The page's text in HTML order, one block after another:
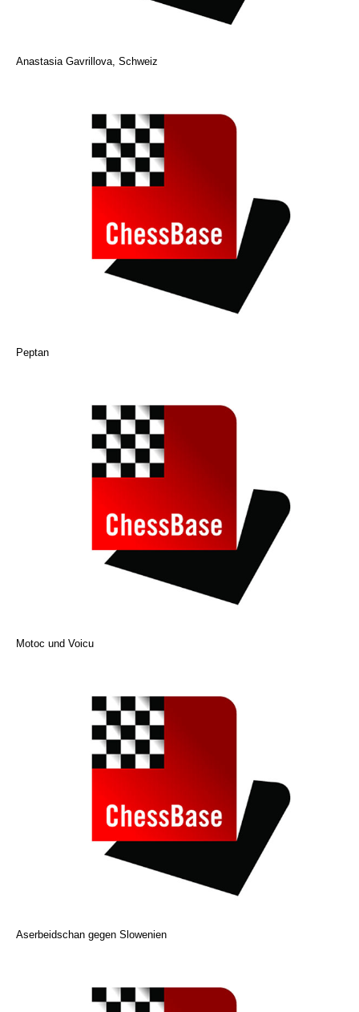
Anastasia Gavrillova, Schweiz
Peptan
Motoc und Voicu
Aserbeidschan gegen Slowenien